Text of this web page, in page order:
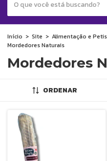
Início > Site > Alimentação e
Mordedores Naturais
Mordedores
ORDENAR